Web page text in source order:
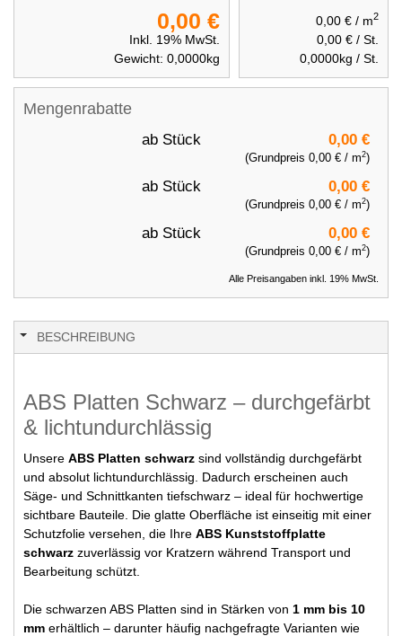
Mengenrabatte
ab Stück 0,00 €
(Grundpreis 0,00 € / m2)
ab Stück 0,00 €
(Grundpreis 0,00 € / m2)
ab Stück 0,00 €
(Grundpreis 0,00 € / m2)
Alle Preisangaben inkl. 19% MwSt.
0,00 €/ m2
0,00 €/ St.
0,0000kg / St.
0,00 €
Inkl. 19% MwSt.
Gewicht: 0,0000kg
BESCHREIBUNG
ABS Platten Schwarz – durchgefärbt
& lichtundurchlässig
Unsere ABS Platten schwarz sind vollständig durchgefärbt
und absolut lichtundurchlässig. Dadurch erscheinen auch
Säge- und Schnittkanten tiefschwarz – ideal für hochwertige
sichtbare Bauteile. Die glatte Oberfläche ist einseitig mit einer
Schutzfolie versehen, die Ihre ABS Kunststoffplatte
schwarz zuverlässig vor Kratzern während Transport und
Bearbeitung schützt.
Die schwarzen ABS Platten sind in Stärken von 1 mm bis 10
mm erhältlich – darunter häufig nachgefragte Varianten wie